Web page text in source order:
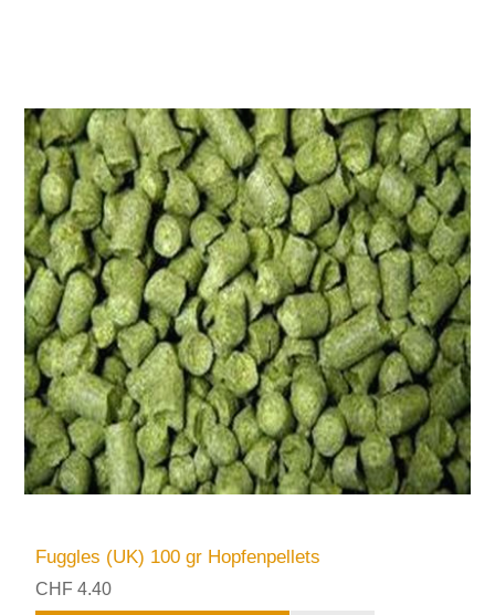
Fuggles (UK) 100 gr Hopfenpellets
CHF 4.40